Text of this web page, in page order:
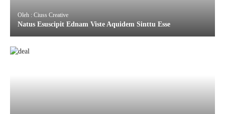
Oleh : Ciuss Creative
Natus Esuscipit Ednam Viste Aquidem Sinttu Esse